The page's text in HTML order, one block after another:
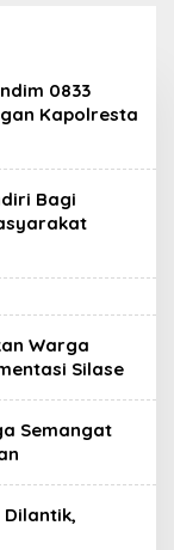
0833
Kapolresta
Bagi
Warga
Silase
Semangat
Dilantik,